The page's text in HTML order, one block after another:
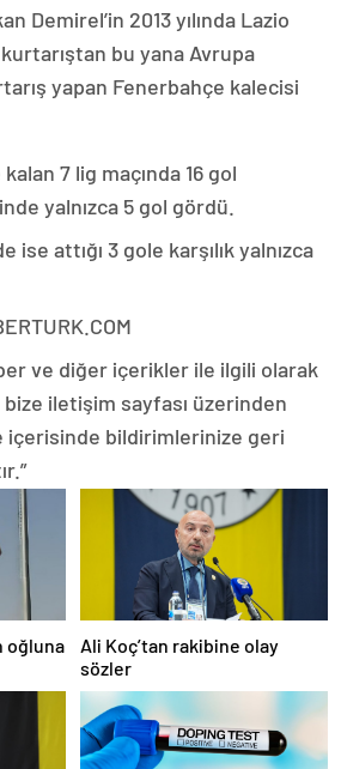
Demirel’in 2013 yılında Lazio
kurtarıştan bu yana Avrupa
yapan Fenerbahçe kalecisi
7 lig maçında 16 gol
yalnızca 5 gol gördü.
ise attığı 3 gole karşılık yalnızca
ve diğer içerikler ile ilgili olarak
iletişim sayfası üzerinden
içerisinde bildirimlerinize geri
oğluna
Ali Koç’tan rakibine olay
sözler